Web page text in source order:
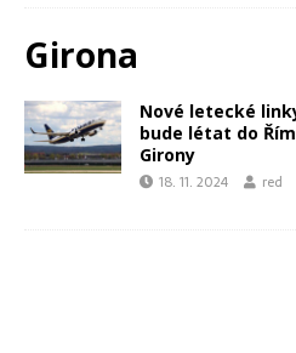
Girona
Nové letecké
bude létat do
Girony
18. 11. 2024 red